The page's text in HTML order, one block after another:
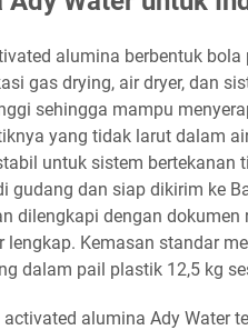
alumina berbentuk
gas drying, air dryer, dan
sehingga mampu
yang tidak larut dalam
untuk sistem bertekanan
gudang dan siap dikirim ke
dilengkapi dengan dokumen
lengkap. Kemasan standar
dalam pail plastik 12,5 kg
alumina Ady Water